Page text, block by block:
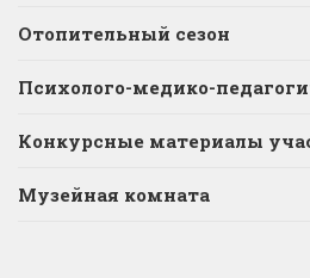
Отопительный сезон
Психолого-медико-
Конкурсные материалы
Музейная комната